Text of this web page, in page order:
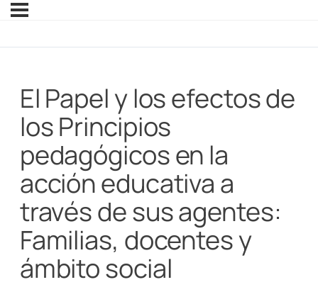
El Papel y los efectos de
los Principios
pedagógicos en la
acción educativa a
través de sus agentes:
Familias, docentes y
ámbito social